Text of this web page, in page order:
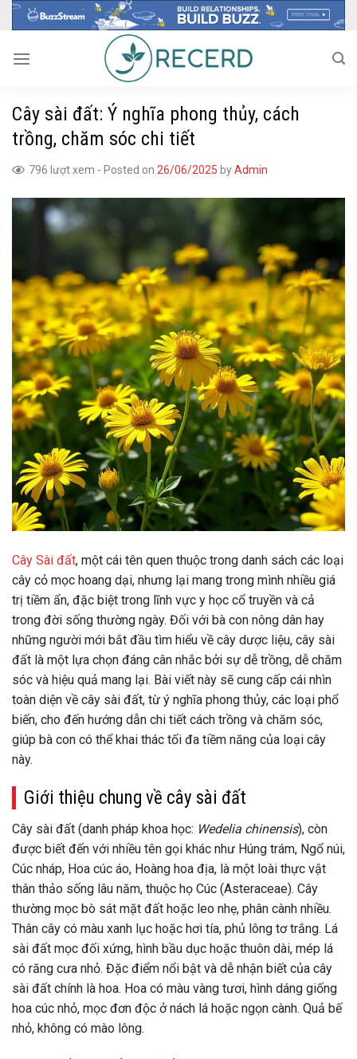
Skip
content
Cây sài đất: Ý nghĩa phong thủy, cách
trồng, chăm sóc chi tiết
796 lượt xem - Posted on 26/06/2025 byAdmin
Cây Sài đất, một cái tên quen thuộc trong danh sách các loại
cây cỏ mọc hoang dại, nhưng lại mang trong mình nhiều giá
trị tiềm ẩn, đặc biệt trong lĩnh vực y học cổ truyền và cả
trong đời sống thường ngày. Đối với bà con nông dân hay
những người mới bắt đầu tìm hiểu về cây dược liệu, cây sài
đất là một lựa chọn đáng cân nhắc bởi sự dễ trồng, dễ chăm
sóc và hiệu quả mang lại. Bài viết này sẽ cung cấp cái nhìn
toàn diện về cây sài đất, từ ý nghĩa phong thủy, các loại phổ
biến, cho đến hướng dẫn chi tiết cách trồng và chăm sóc,
giúp bà con có thể khai thác tối đa tiềm năng của loại cây
này.
Giới thiệu chung về cây sài đất
Cây sài đất (danh pháp khoa học: Wedelia chinensis), còn
được biết đến với nhiều tên gọi khác như Húng trám, Ngổ núi,
Cúc nháp, Hoa cúc áo, Hoàng hoa địa, là một loài thực vật
thân thảo sống lâu năm, thuộc họ Cúc (Asteraceae). Cây
thường mọc bò sát mặt đất hoặc leo nhẹ, phân cành nhiều.
Thân cây có màu xanh lục hoặc hơi tía, phủ lông tơ trắng. Lá
sài đất mọc đối xứng, hình bầu dục hoặc thuôn dài, mép lá
có răng cưa nhỏ. Đặc điểm nổi bật và dễ nhận biết của cây
sài đất chính là hoa. Hoa có màu vàng tươi, hình dáng giống
hoa cúc nhỏ, mọc đơn độc ở nách lá hoặc ngọn cành. Quả bế
nhỏ, không có mào lông.